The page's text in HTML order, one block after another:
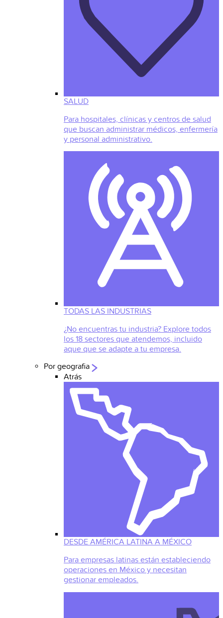
SALUD
Para hospitales, clínicas y centros de salud
que buscan administrar médicos, enfermería
y personal administrativo.
TODAS LAS INDUSTRIAS
¿No encuentras tu industria? Explore todos
los 18 sectores que atendemos, incluido
aque que se adapte a tu empresa.
Por geografia
Atrás
DESDE AMÉRICA LATINA A MÉXICO
Para empresas latinas están estableciendo
operaciones en México y necesitan
gestionar empleados.